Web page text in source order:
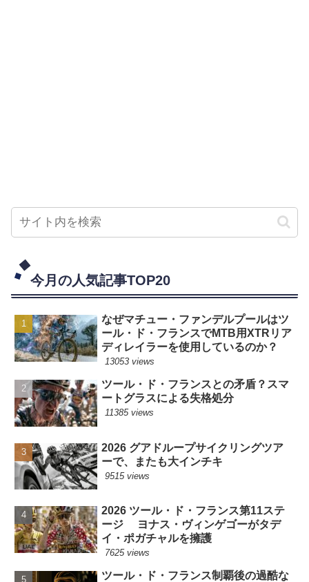
今月の人気記事TOP20
なぜマチュー・ファンデルプールはツ
ール・ド・フランスでMTB用XTRリア
ディレイラーを使用しているのか？
13053 views
ツール・ド・フランスとの矛盾？スマ
ートグラスによる失格処分
11385 views
2026 グアドループサイクリングツア
ーで、またも大インチキ
9515 views
2026 ツール・ド・フランス第11ステ
ージ ヨナス・ヴィンゲゴーがタデ
イ・ポガチャルを擁護
7625 views
ツール・ド・フランス制覇後の過酷な